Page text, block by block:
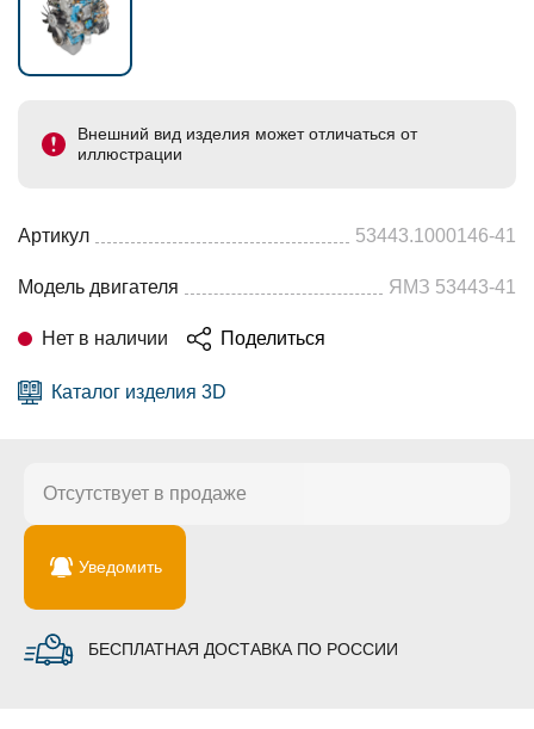
Внешний вид изделия может отличаться от
иллюстрации
Артикул 53443.1000146-41
Модель двигателя ЯМЗ 53443-41
Нет в наличии Поделиться
Каталог изделия 3D
Отсутствует в продаже
Уведомить
БЕСПЛАТНАЯ ДОСТАВКА ПО РОССИИ